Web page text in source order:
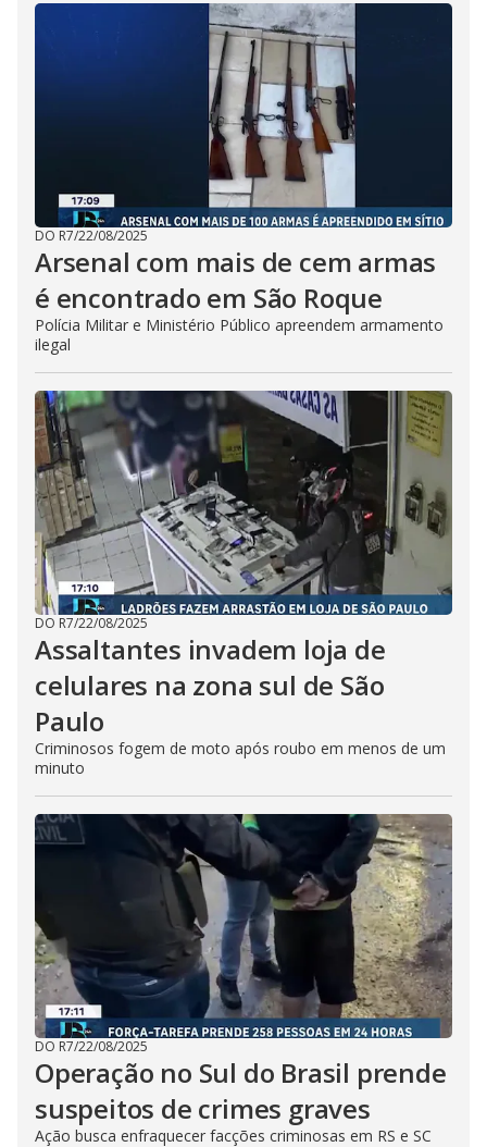
DO R7/22/08/2025
Arsenal com mais de cem armas
é encontrado em São Roque
Polícia Militar e Ministério Público apreendem armamento
ilegal
DO R7/22/08/2025
Assaltantes invadem loja de
celulares na zona sul de São
Paulo
Criminosos fogem de moto após roubo em menos de um
minuto
DO R7/22/08/2025
Operação no Sul do Brasil prende
suspeitos de crimes graves
Ação busca enfraquecer facções criminosas em RS e SC